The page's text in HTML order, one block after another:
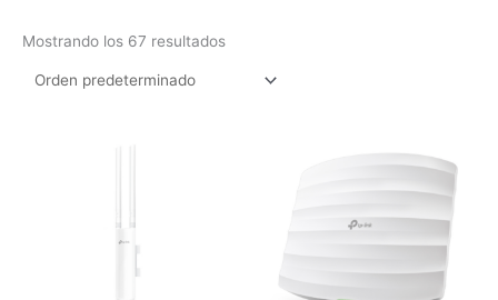
Mostrando los 67 resultados